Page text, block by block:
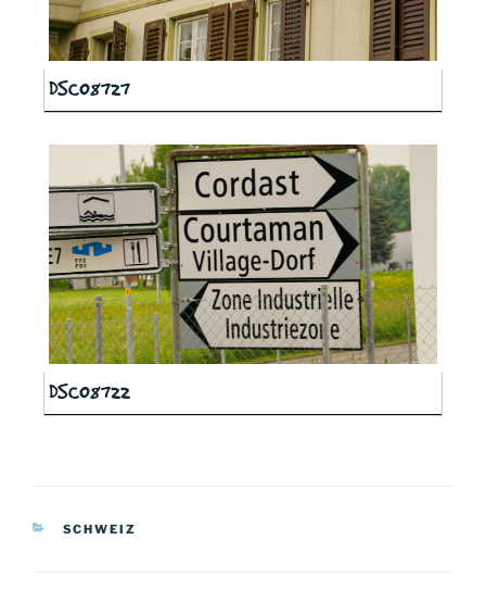
DSC08727
DSC08722
KATEGORIEN
SCHWEIZ